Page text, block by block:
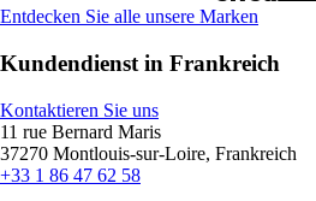
Entdecken Sie alle unsere Marken
Kundendienst in Frankreich
Kontaktieren Sie uns
11 rue Bernard Maris
37270 Montlouis-sur-Loire, Frankreich
+33 1 86 47 62 58